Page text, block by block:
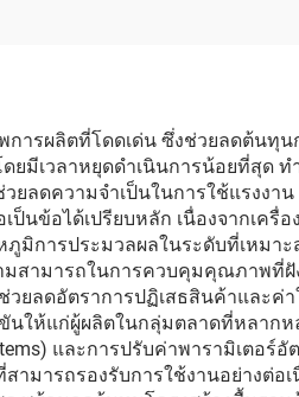
การผลิตที่โดดเด่น ซึ่งช่วยลดต้
ดยมีเวลาหยุดดำเนินการน้อยที่สุ
ลดความจำเป็นในการใช้แรงง
นข้อได้เปรียบหลัก เนื่องจากเค
การประมวลผลในระดับที่เหมา
สามารถในการควบคุมคุณภาพที่
ยลดอัตราการปฏิเสธสินค้าและ
ขันให้แก่ผู้ผลิตในกลุ่มตลาดที่หลา
และการปรับค่าพารามิเตอ
มารถรองรับการใช้งานอย่างต่